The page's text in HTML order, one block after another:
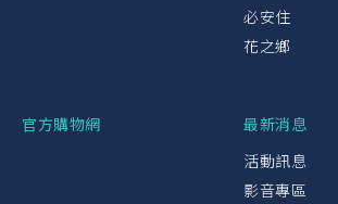
必安住
花之鄉
官方購物網
最新消息
活動訊息
影音專區